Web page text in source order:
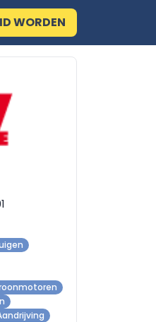
WORDEN